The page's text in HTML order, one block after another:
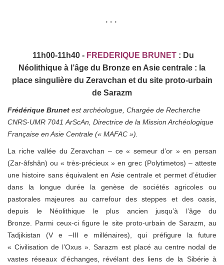
• • •
11h00-11h40 - FREDERIQUE BRUNET : Du
Néolithique à l’âge du Bronze en Asie centrale : la
place singulière du Zeravchan et du site proto-urbain
de Sarazm
Frédérique Brunet est archéologue, Chargée de Recherche
CNRS-UMR 7041 ArScAn, Directrice de la Mission Archéologique
Française en Asie Centrale (« MAFAC »).
La riche vallée du Zeravchan – ce « semeur d’or » en persan
(Zar-âfshân) ou « très-précieux » en grec (Polytimetos) – atteste
une histoire sans équivalent en Asie centrale et permet d’étudier
dans la longue durée la genèse de sociétés agricoles ou
pastorales majeures au carrefour des steppes et des oasis,
depuis le Néolithique le plus ancien jusqu’à l’âge du
Bronze. Parmi ceux-ci figure le site proto-urbain de Sarazm, au
Tadjikistan (V e –III e millénaires), qui préfigure la future
« Civilisation de l’Oxus ». Sarazm est placé au centre nodal de
vastes réseaux d’échanges, révélant des liens de la Sibérie à